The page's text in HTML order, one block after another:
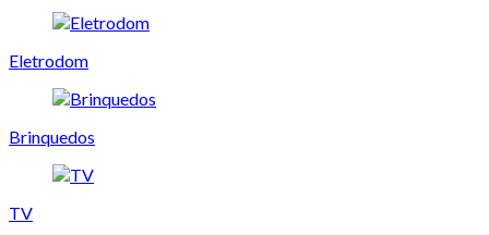
Eletrodom
Brinquedos
TV